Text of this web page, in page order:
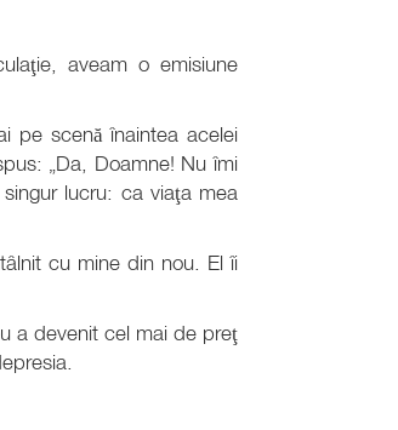
aveam o emisiune
pe scenă înaintea acelei
„Da, Doamne! Nu îmi
lucru: ca viaţa mea
cu mine din nou. El îi
a devenit cel mai de preţ